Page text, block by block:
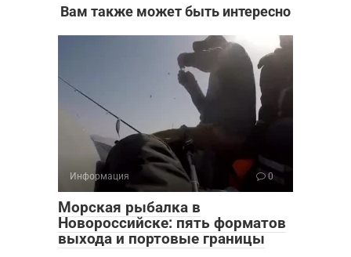
Вам также может быть интересно
Информация 0
Морская рыбалка в
Новороссийске: пять форматов
выхода и портовые границы